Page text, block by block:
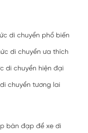
di chuyển phổ biến
di chuyển ưa thích
di chuyển hiện đại
chuyển tương lai
bàn đạp để xe di